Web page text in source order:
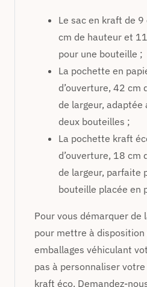
Le sac en kraft de 9
cm de hauteur et
pour une bouteille ;
La pochette en
d’ouverture, 42 cm
de largeur, adaptée
deux bouteilles ;
La pochette kraft
d’ouverture, 18 cm
de largeur, parfaite
bouteille placée en
Pour vous démarquer de
pour mettre à disposition
emballages véhiculant
pas à personnaliser
kraft éco. Demandez-